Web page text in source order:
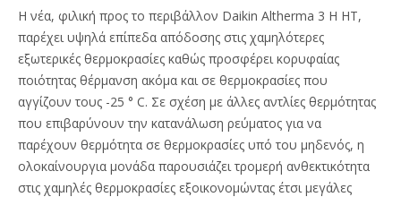
Η νέα, φιλική προς το περιβάλλον Daikin Altherma 3 H HT,
παρέχει υψηλά επίπεδα απόδοσης στις χαμηλότερες
εξωτερικές θερμοκρασίες καθώς προσφέρει κορυφαίας
ποιότητας θέρμανση ακόμα και σε θερμοκρασίες που
αγγίζουν τους -25 ° C. Σε σχέση με άλλες αντλίες θερμότητας
που επιβαρύνουν την κατανάλωση ρεύματος για να
παρέχουν θερμότητα σε θερμοκρασίες υπό του μηδενός, η
ολοκαίνουργια μονάδα παρουσιάζει τρομερή ανθεκτικότητα
στις χαμηλές θερμοκρασίες εξοικονομώντας έτσι μεγάλες